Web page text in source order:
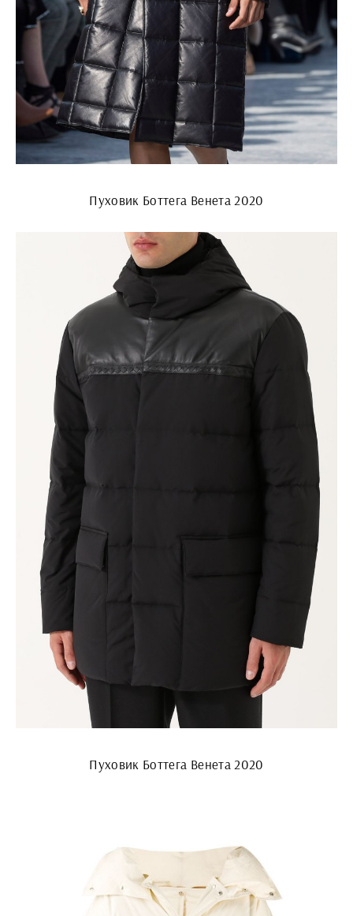
Пуховик Боттега Венета 2020
Пуховик Боттега Венета 2020